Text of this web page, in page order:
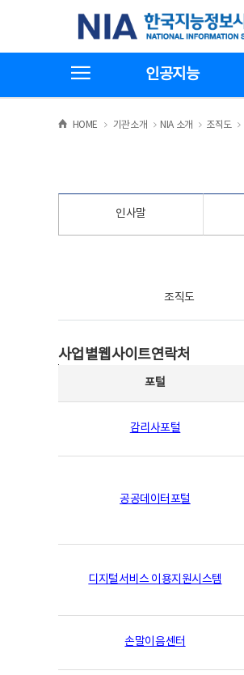
기
한국지능정보사회진흥원
인공지능
HOME >
기관소개 >NIA 소개 >
조직도
인사말
조직도
사업별웹사이트연락처
포털
감리사포털
공공데이터포털
디지털서비스 이용지원시스템
손말이음센터